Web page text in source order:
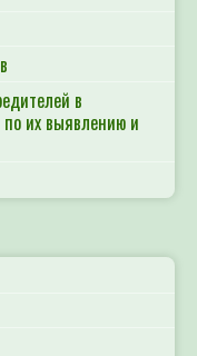
в
их выявлению и